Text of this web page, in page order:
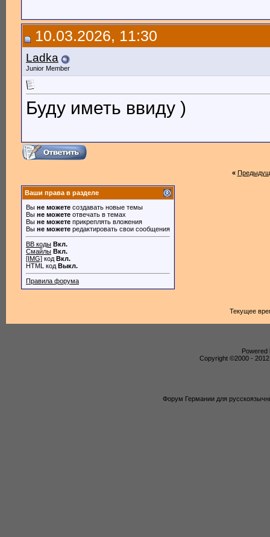
10.03.2026, 11:30
Ladka
Junior Member
Буду иметь ввиду )
«
Ваши права в разделе
Вы не можете создавать новые темы
Вы не можете отвечать в темах
Вы не можете прикреплять вложения
Вы не можете редактировать свои сообщения
BB коды Вкл.
Смайлы Вкл.
[IMG] код Вкл.
HTML код Выкл.
Правила форума
Текущее
Powered
Copyright ©2000 -
Форум Германии для